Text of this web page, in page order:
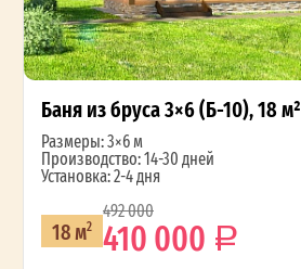
Баня из бруса 3×6 (Б-10), 18 м²
Размеры: 3×6 м
Производство: 14-30 дней
Установка: 2-4 дня
18 м2
492 000
410 000